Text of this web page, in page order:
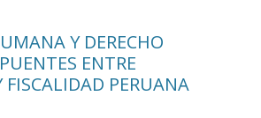
Y DERECHO
ENTRE
FISCALIDAD PERUANA